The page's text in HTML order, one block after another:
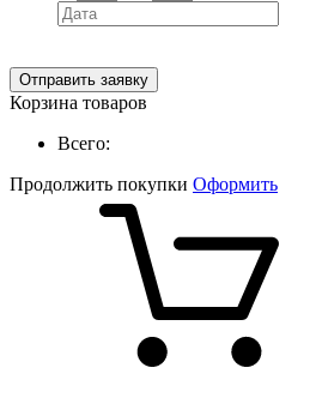
Отправить заявку
Корзина товаров
Всего:
Продолжить покупки Оформить